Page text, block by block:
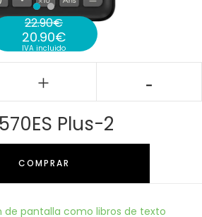
Plus-2
22.90€
El precio original era: 22.90€.
20.90€
El precio actual es: 20.90€.
IVA incluido
COMPRAR
de pantalla como libros de texto